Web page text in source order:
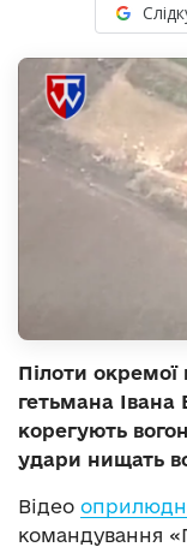
Пілоти окремої
гетьмана Івана
корегують
удари нищать
Відео
командування